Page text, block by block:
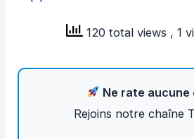
120 total views , 1
Ne rate
Rejoins notre chaîne